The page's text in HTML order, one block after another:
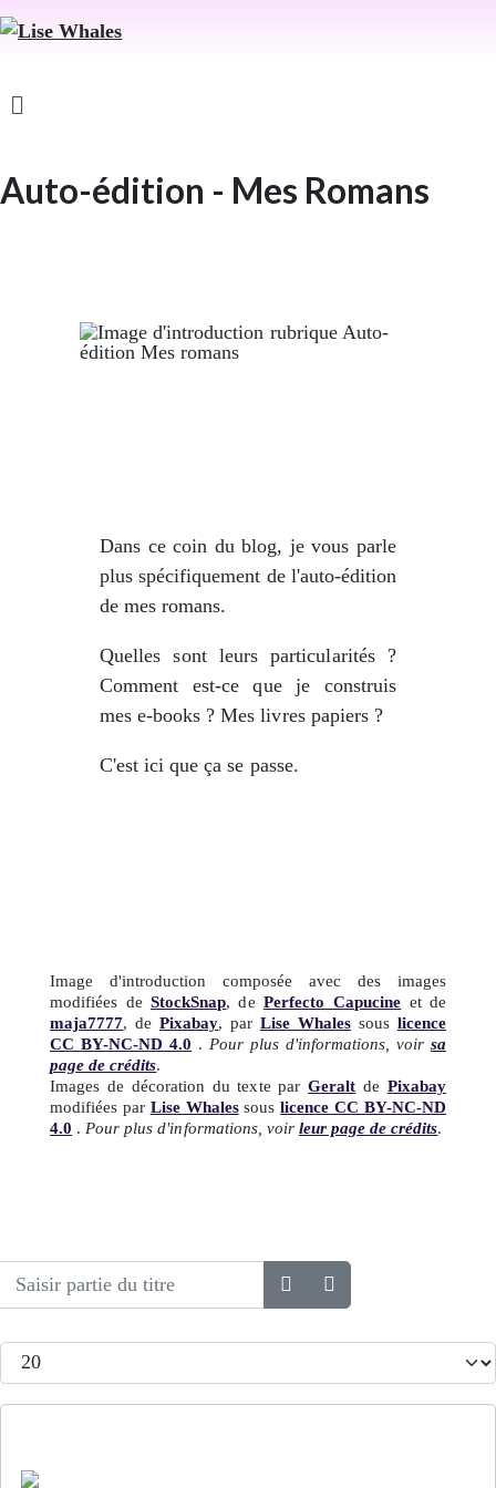
Auto-édition - Mes Romans
Dans ce coin du blog, je vous parle
plus spécifiquement de l'auto-édition
de mes romans.
Quelles sont leurs particularités ?
Comment est-ce que je construis
mes e-books ? Mes livres papiers ?
C'est ici que ça se passe.
Image d'introduction composée avec des images
modifiées de StockSnap, de Perfecto_Capucine et de
maja7777, de Pixabay, par Lise Whales sous licence
CC BY-NC-ND 4.0 . Pour plus d'informations, voir sa
page de crédits.
Images de décoration du texte parGeralt de Pixabay
modifiées par Lise Whalessouslicence CC BY-NC-ND
4.0 . Pour plus d'informations, voir leur page de crédits.
Saisir partie du titre
Afficher #